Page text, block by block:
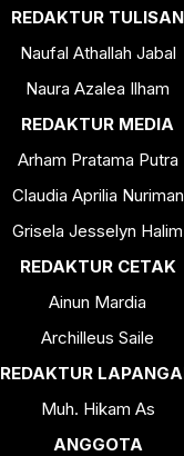
REDAKTUR TULISAN
Naufal Athallah Jabal
Naura Azalea Ilham
REDAKTUR MEDIA
Arham Pratama Putra
Claudia Aprilia Nuriman
Grisela Jesselyn Halim
REDAKTUR CETAK
Ainun Mardia
Archilleus Saile
REDAKTUR
Muh. Hikam As
ANGGOTA